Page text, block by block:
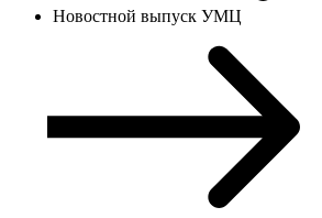
Новостной выпуск УМЦ